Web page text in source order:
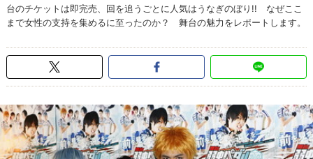
台のチケットは即完売、回を追うごとに人気はうなぎのぼり!! なぜここ
まで女性の支持を集めるに至ったのか？ 舞台の魅力をレポートします。